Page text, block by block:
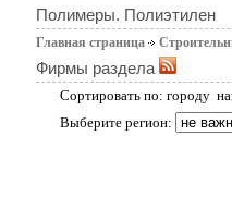
Полимеры. Полиэтилен
Главная страница
Фирмы раздела
Сортировать по: городу
Выберите регион: